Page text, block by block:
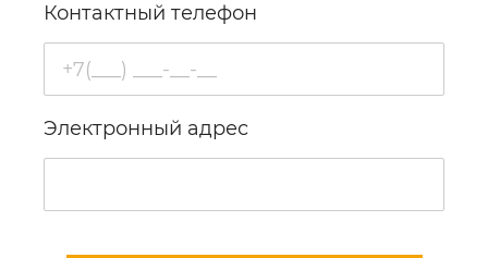
Контактный телефон
Электронный адрес